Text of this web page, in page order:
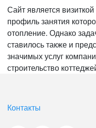
Сайт является
профиль занятия
отопление. Однако
ставилось также и
значимых услуг
строительство
Контакты